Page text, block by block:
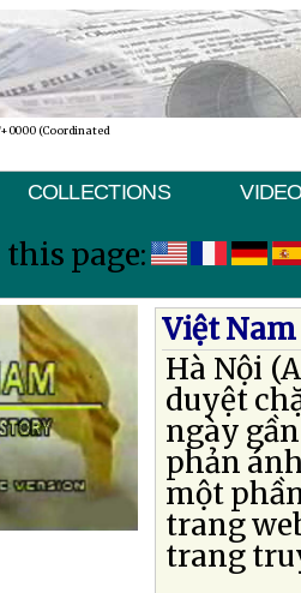
(Coordinated
COLLECTIONS
page:
Việt
Hà Nội
duyệt
ngày
phản
một
trang
trang